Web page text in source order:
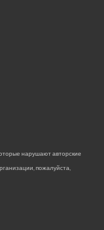
нарушают авторские
пожалуйста,